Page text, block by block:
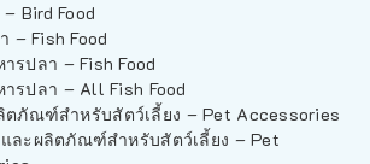
Bird Food
– Fish Food
ารปลา – Fish Food
ารปลา – All Fish Food
ภัณฑ์สำหรับสัตว์เลี้ยง – Pet Accessories
ละผลิตภัณฑ์สำหรับสัตว์เลี้ยง – Pet